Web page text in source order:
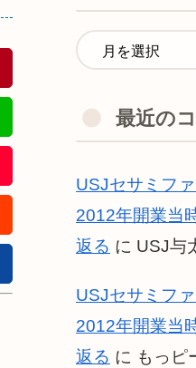
最近の
USJセサミフ
2012年開業当
返る に USJ与
USJセサミフ
2012年開業当
返る に もっピ